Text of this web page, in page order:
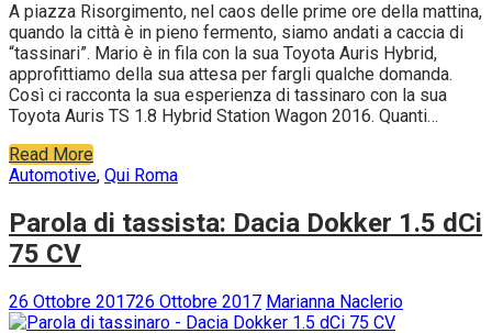
A piazza Risorgimento, nel caos delle prime ore della mattina,
quando la città è in pieno fermento, siamo andati a caccia di
“tassinari”. Mario è in fila con la sua Toyota Auris Hybrid,
approfittiamo della sua attesa per fargli qualche domanda.
Così ci racconta la sua esperienza di tassinaro con la sua
Toyota Auris TS 1.8 Hybrid Station Wagon 2016. Quanti…
Read More
Automotive, Qui Roma
Parola di tassista: Dacia Dokker 1.5 dCi
75 CV
26 Ottobre 201726 Ottobre 2017 Marianna Naclerio